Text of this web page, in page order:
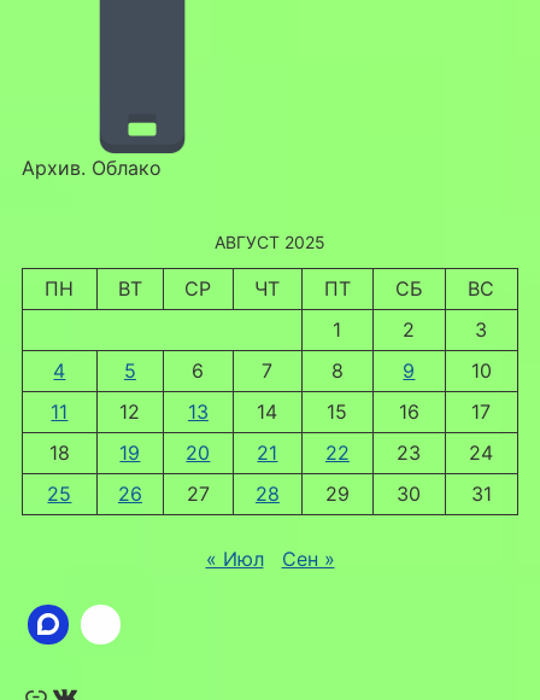
Архив. Облако
АВГУСТ 2025
ПН ВТ СР ЧТ ПТ СБ
ВС
1
2
3
4
5 6 7 8 9
10
11
12 13 14 15 16
17
18
19 20 21 22 23
24
25
26 27 28 29 30 31
« Июл Сен »
Ссылка